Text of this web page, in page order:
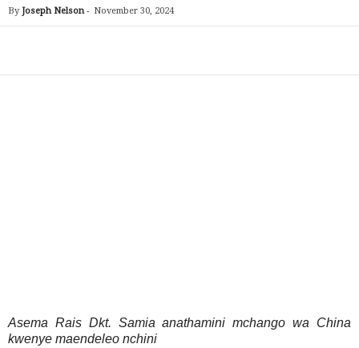
By Joseph Nelson- November 30, 2024
Asema Rais Dkt. Samia anathamini mchango wa China
kwenye maendeleo nchini